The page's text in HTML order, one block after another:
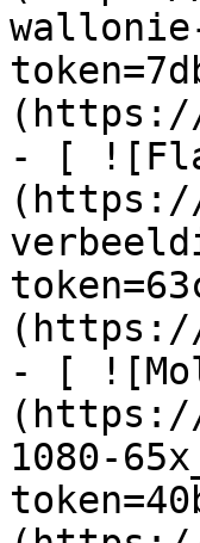
- [
(https://
- [
1080-